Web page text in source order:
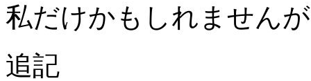
私だけかもしれません
追記